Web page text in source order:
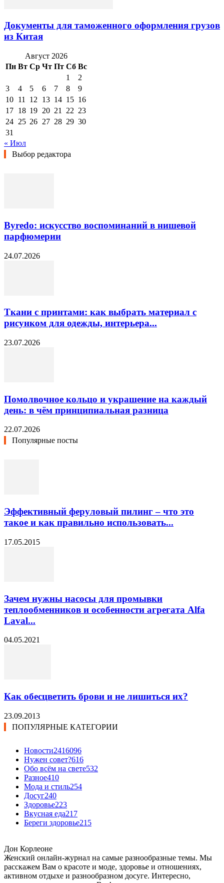
Документы для таможенного оформления грузов
из Китая
Август 2026
Пн Вт Ср Чт Пт Сб Вс
1
2
3
4 5 6 7 8
9
10 11 12 13 14 15 16
17 18 19 20 21 22 23
24 25 26 27 28 29 30
31
« Июл
Выбор редактора
Byredo: искусство воспоминаний в нишевой
парфюмерии
24.07.2026
Ткани с принтами: как выбрать материал с
рисунком для одежды, интерьера...
23.07.2026
Помолвочное кольцо и украшение на каждый
день: в чём принципиальная разница
22.07.2026
Популярные посты
Эффективный феруловый пилинг – что это
такое и как правильно использовать...
17.05.2015
Зачем нужны насосы для промывки
теплообменников и особенности агрегата Alfa
Laval...
04.05.2021
Как обесцветить брови и не лишиться их?
23.09.2013
ПОПУЛЯРНЫЕ КАТЕГОРИИ
Новости2416096
Нужен совет?616
Обо всём на свете532
Разное410
Мода и стиль254
Досуг240
Здоровье223
Вкусная еда217
Береги здоровье215
Дон Корлеоне
Женский онлайн-журнал на самые разнообразные темы. Мы
расскажем Вам о красоте и моде, здоровье и отношениях,
активном отдыхе и разнообразном досуге. Интересно,